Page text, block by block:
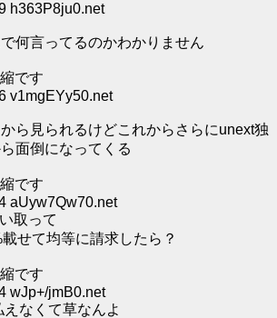
h363P8ju0.net
何言ってるのかわかりません
です
v1mgEYy50.net
ら見られるけどこれからさらにunext独
面倒になってくる
です
aUyw7Qw70.net
取って
せて均等に請求したら？
です
wJp+/jmB0.net
なくて草なんよ